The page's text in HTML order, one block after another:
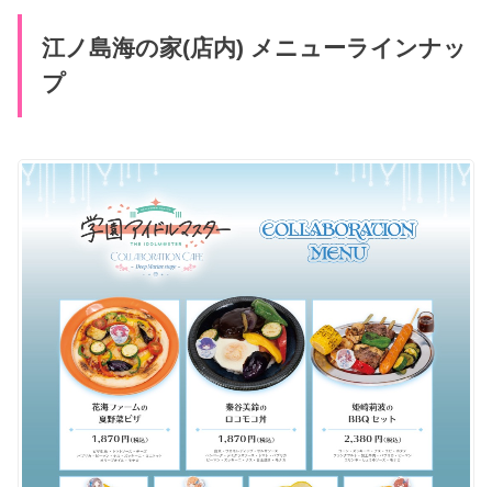
江ノ島海の家(店内) メニューラインナッ
プ